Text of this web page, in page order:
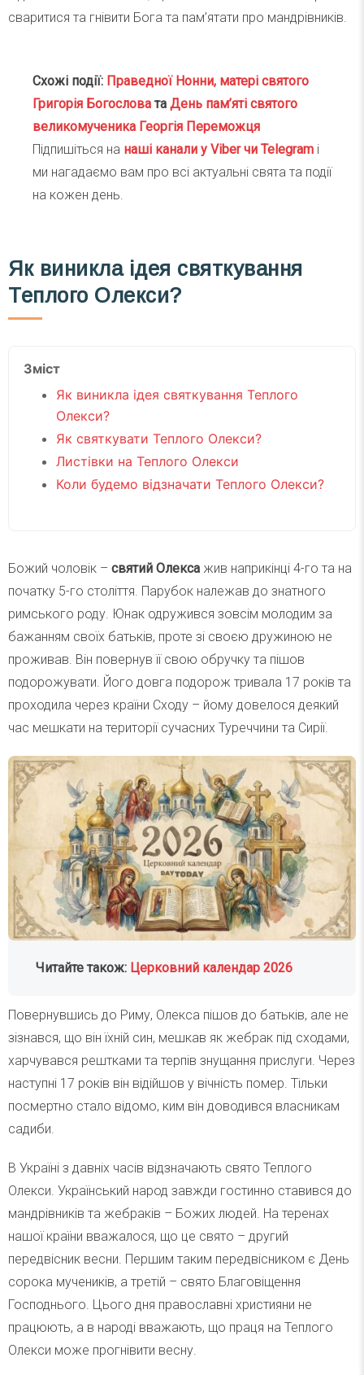
сваритися та гнівити Бога та пам’ятати про мандрівників.
Схожі події: Праведної Нонни, матері святого
Григорія Богослова та День пам’яті святого
великомученика Георгія Переможця
Підпишіться на наші канали у Viber чи Telegram і
ми нагадаємо вам про всі актуальні свята та події
на кожен день.
Як виникла ідея святкування
Теплого Олекси?
Зміст
Як виникла ідея святкування Теплого
Олекси?
Як святкувати Теплого Олекси?
Листівки на Теплого Олекси
Коли будемо відзначати Теплого Олекси?
Божий чоловік – святий Олекса жив наприкінці 4-го та на
початку 5-го століття. Парубок належав до знатного
римського роду. Юнак одружився зовсім молодим за
бажанням своїх батьків, проте зі своєю дружиною не
проживав. Він повернув її свою обручку та пішов
подорожувати. Його довга подорож тривала 17 років та
проходила через країни Сходу – йому довелося деякий
час мешкати на території сучасних Туреччини та Сирії.
Читайте також: Церковний календар 2026
Повернувшись до Риму, Олекса пішов до батьків, але не
зізнався, що він їхній син, мешкав як жебрак під сходами,
харчувався рештками та терпів знущання прислуги. Через
наступні 17 років він відійшов у вічність помер. Тільки
посмертно стало відомо, ким він доводився власникам
садиби.
В Україні з давніх часів відзначають свято Теплого
Олекси. Український народ завжди гостинно ставився до
мандрівників та жебраків – Божих людей. На теренах
нашої країни вважалося, що це свято – другий
передвісник весни. Першим таким передвісником є День
сорока мучеників, а третій – свято Благовіщення
Господнього. Цього дня православні християни не
працюють, а в народі вважають, що праця на Теплого
Олекси може прогнівити весну.